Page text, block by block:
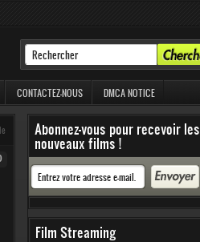
CONTACTEZ-NOUS DMCA NOTICE
Abonnez-vous pour recevoir les
nouveaux films !
Film Streaming